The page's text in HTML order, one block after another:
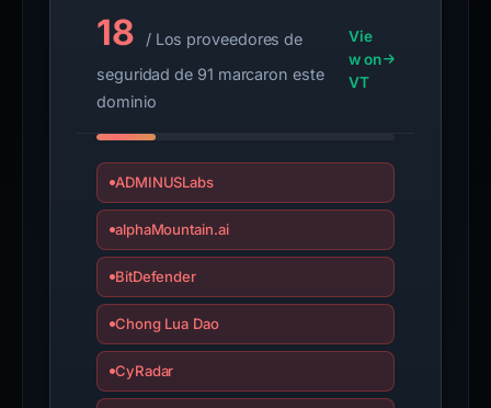
18
/ Los proveedores de
seguridad de 91 marcaron este
dominio
Vie
w on
VT
ADMINUSLabs
alphaMountain.ai
BitDefender
Chong Lua Dao
CyRadar